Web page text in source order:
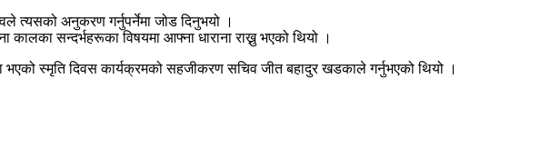
त्यसको अनुकरण गर्नुपर्नेमा जोड दिनुभयो ।
सन्दर्भहरूका विषयमा आफ्ना धाराना राख्नु भएको थियो ।
भएको स्मृति दिवस कार्यक्रमको सहजीकरण सचिव जीत बहादुर खडकाले गर्नुभएको थियो ।